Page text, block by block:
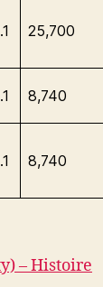
25,700
8,740
8,740
– Histoire